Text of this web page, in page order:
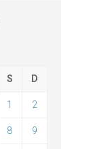
S D
1 2
8 9